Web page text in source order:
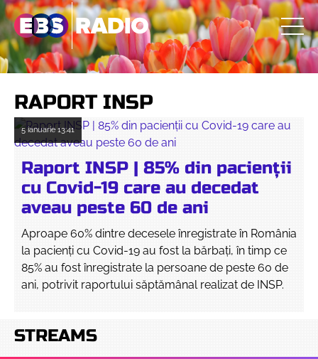
RAPORT INSP
5 ianuarie 13:41
Raport INSP | 85% din pacienții
cu Covid-19 care au decedat
aveau peste 60 de ani
Aproape 60% dintre decesele înregistrate în România
la pacienți cu Covid-19 au fost la bărbați, în timp ce
85% au fost înregistrate la persoane de peste 60 de
ani, potrivit raportului săptămânal realizat de INSP.
STREAMS